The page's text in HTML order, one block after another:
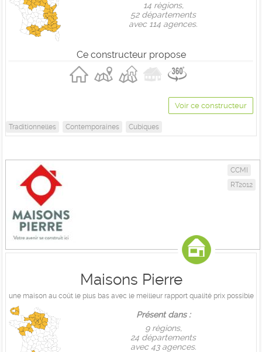
14 règions,
52 départements
avec 114 agences.
Ce constructeur propose
Voir ce constructeur
Traditionnelles Contemporaines Cubiques
CCMI
RT2012
Maisons Pierre
une maison au coût le plus bas avec le meilleur rapport qualité prix possible
Présent dans :
9 règions,
24 départements
avec 43 agences.